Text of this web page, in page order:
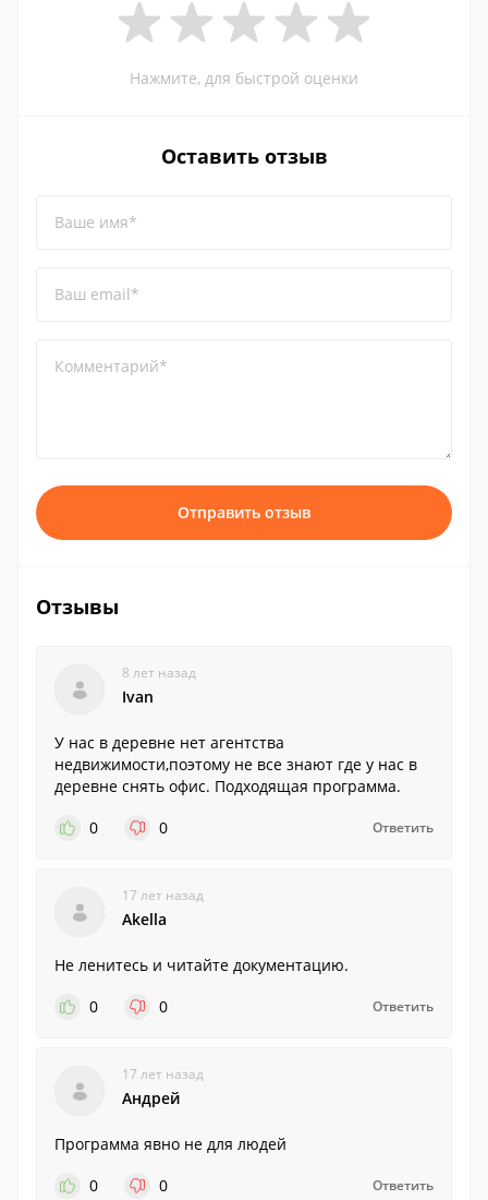
Нажмите, для быстрой оценки
Оставить отзыв
Ваше имя*
Ваш email*
Комментарий*
Отправить отзыв
Отзывы
8 лет назад
Ivan
У нас в деревне нет агентства
недвижимости,поэтому не все знают где у нас в
деревне снять офис. Подходящая программа.
0
0 Ответить
17 лет назад
Akella
Не ленитесь и читайте документацию.
0
0 Ответить
17 лет назад
Андрей
Программа явно не для людей
0
0 Ответить